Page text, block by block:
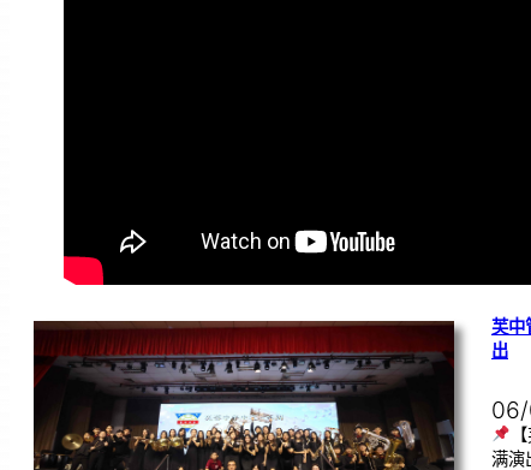
芙中
出
满演